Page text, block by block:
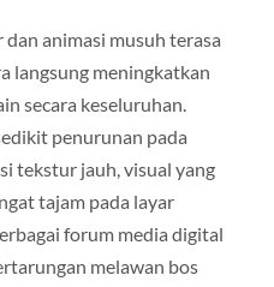
dan animasi musuh terasa
langsung meningkatkan
secara keseluruhan.
penurunan pada
tekstur jauh, visual yang
tajam pada layar
forum media digital
melawan bos